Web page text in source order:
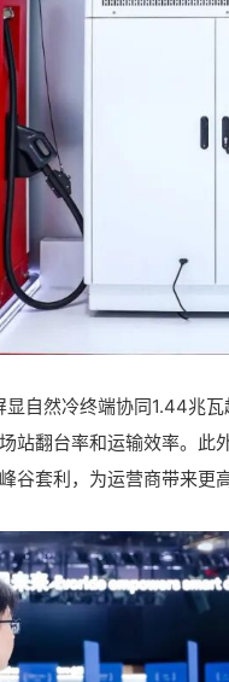
显自然冷终端协同1.44兆
站翻台率和运输效率。
谷套利，为运营商带来更